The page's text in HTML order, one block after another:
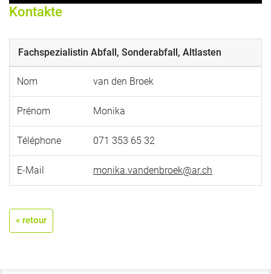
Kontakte
Fachspezialistin Abfall, Sonderabfall, Altlasten
Nom van den Broek
Prénom Monika
Téléphone 071 353 65 32
E-Mail monika.vandenbroek@ar.ch
« retour